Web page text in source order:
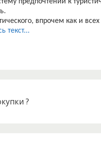
впрочем как и
форм и
текст...
?